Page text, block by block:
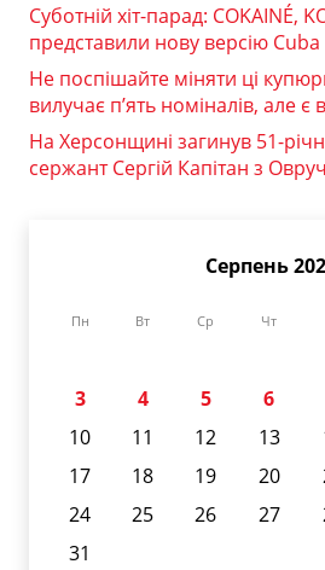
Суботній хіт-парад: COKAINÉ,
представили нову версію
Не поспішайте міняти ці
вилучає п’ять номіналів, але
На Херсонщині загинув 51-
сержант Сергій Капітан з
Серпень
Пн Вт Ср Чт
3
4 5 6
10
11 12 13
17
18 19 20
24
25 26 27
31